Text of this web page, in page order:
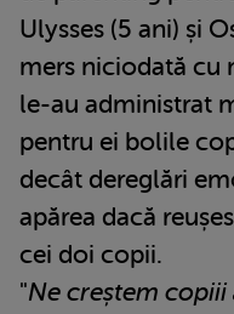
Ulysses (5 ani) și
mers niciodată cu
le-au administrat
pentru ei bolile
decât dereglări
apărea dacă
cei doi copii.
"Ne creștem